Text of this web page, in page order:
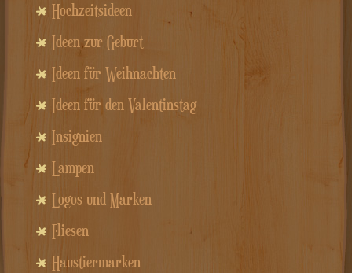
Hochzeitsideen
Ideen zur Geburt
Ideen für Weihnachten
Ideen für den Valentinstag
Insignien
Lampen
Logos und Marken
Fliesen
Haustiermarken